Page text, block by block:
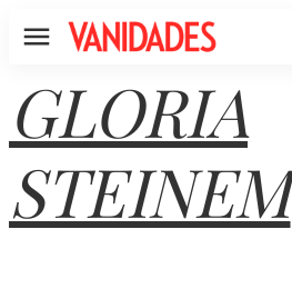
Menú
GLORIA
STEINEM